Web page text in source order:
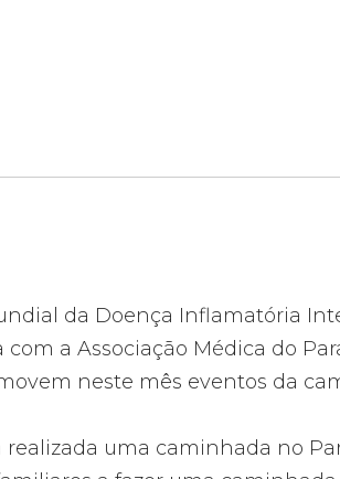
da Doença Inflamatória
a Associação Médica do
neste mês eventos da
uma caminhada no